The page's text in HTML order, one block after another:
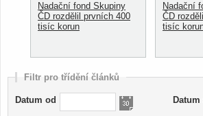
Nadační fond Skupiny
ČD rozdělil prvních 400
tisíc korun
Nadační
ČD
tisíc
Filtr pro třídění článků
Datum od Datum